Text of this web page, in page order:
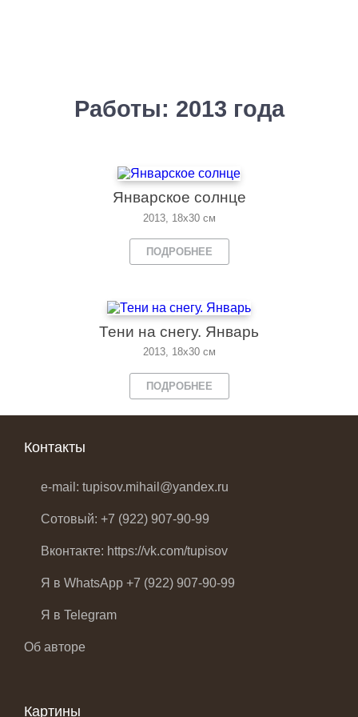
Работы: 2013 года
Январское солнце
2013, 18x30 см
ПОДРОБНЕЕ
Тени на снегу. Январь
2013, 18x30 см
ПОДРОБНЕЕ
Контакты
e-mail: tupisov.mihail@yandex.ru
Сотовый: +7 (922) 907-90-99
Вконтакте: https://vk.com/tupisov
Я в WhatsApp +7 (922) 907-90-99
Я в Telegram
Об авторе
Картины